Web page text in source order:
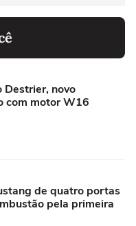
Destrier, novo
com motor W16
de quatro portas
pela primeira